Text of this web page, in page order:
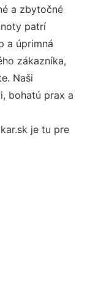
a zbytočné
patrí
a úprimná
zákazníka,
Naši
bohatú prax a
je tu pre